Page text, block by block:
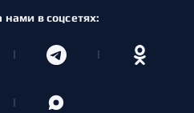
в соцсетях: